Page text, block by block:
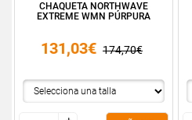
CHAQUETA NORTHWAVE
EXTREME WMN PÚRPURA
131,03€ 174,70€